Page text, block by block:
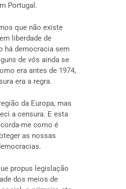
Portugal.
que não existe
liberdade de
há democracia sem
de vós ainda se
era antes de 1974,
era a regra.
da Europa, mas
a censura. E esta
me como é
as nossas
propus legislação
dos meios de